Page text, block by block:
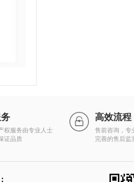
权服务由专业人士
证品质
高效流程
售前咨询，专
完善的售后监